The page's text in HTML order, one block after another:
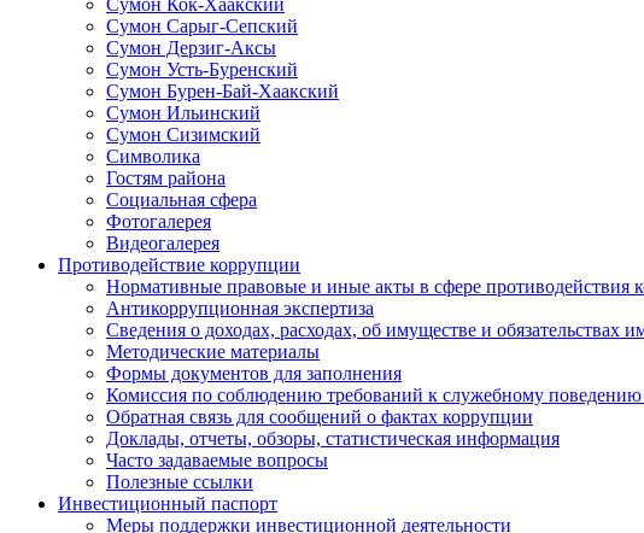
Сумон Кок-Хаакский
Сумон Сарыг-Сепский
Сумон Дерзиг-Аксы
Сумон Усть-Буренский
Сумон Бурен-Бай-Хаакский
Сумон Ильинский
Сумон Сизимский
Символика
Гостям района
Социальная сфера
Фотогалерея
Видеогалерея
Противодействие коррупции
Нормативные правовые и иные акты в сфере противодействия
Антикоррупционная экспертиза
Сведения о доходах, расходах, об имуществе и обязательствах
Методические материалы
Формы документов для заполнения
Комиссия по соблюдению требований к служебному
Обратная связь для сообщений о фактах коррупции
Доклады, отчеты, обзоры, статистическая информация
Часто задаваемые вопросы
Полезные ссылки
Инвестиционный паспорт
Меры поддержки инвестиционной деятельности